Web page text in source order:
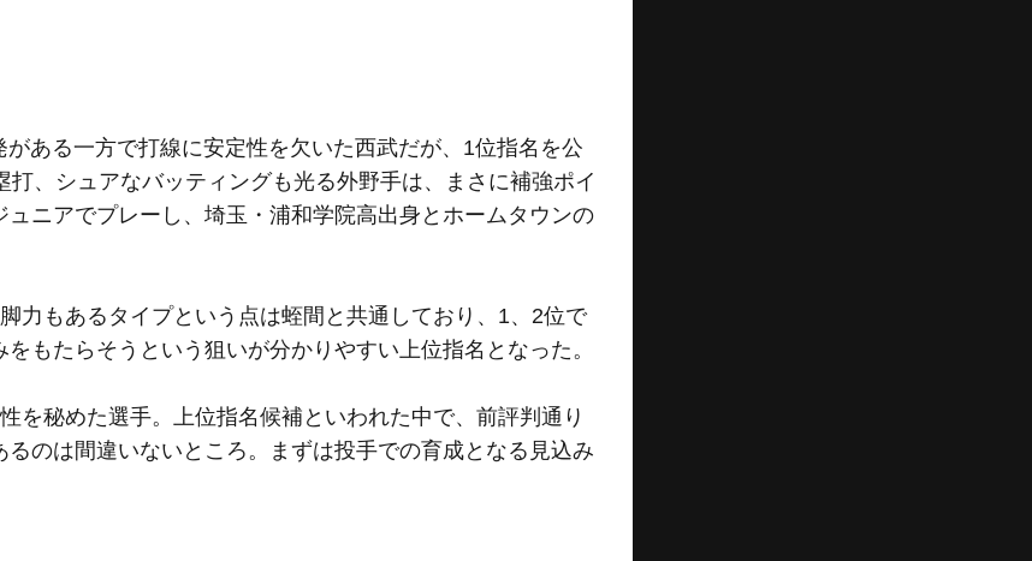
ある一方で打線に安定性を欠いた西武だが、1位指名を公
、シュアなバッティングも光る外野手は、まさに補強ポイ
ニアでプレーし、埼玉・浦和学院高出身とホームタウンの
力もあるタイプという点は蛭間と共通しており、1、2位で
もたらそうという狙いが分かりやすい上位指名となった。
秘めた選手。上位指名候補といわれた中で、前評判通り
のは間違いないところ。まずは投手での育成となる見込み